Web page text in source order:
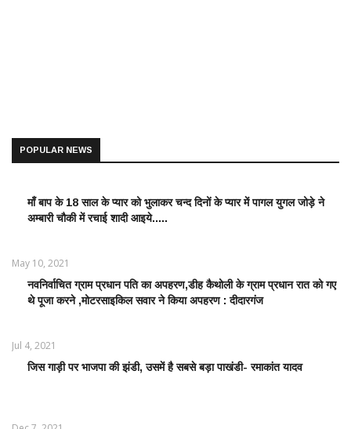
POPULAR NEWS
LATEST
NEWS /
माँ बाप के 18 साल के प्यार को भुलाकर चन्द दिनों के प्यार में पागल युगल जोड़े ने
अम्बारी चौकी में रचाई शादी आइये.....
May 10, 2021
LATEST
NEWS /
नवनिर्वाचित ग्राम प्रधान पति का अपहरण,डीह कैथोली के ग्राम प्रधान रात को गए
थे पूजा करने ,मोटरसाइकिल सवार ने किया अपहरण : दीदारगंज
Jul 4, 2021
LATEST
जिस गाड़ी पर भाजपा की झंडी, उसमें है सबसे बड़ा पाखंडी- रमाकांत यादव